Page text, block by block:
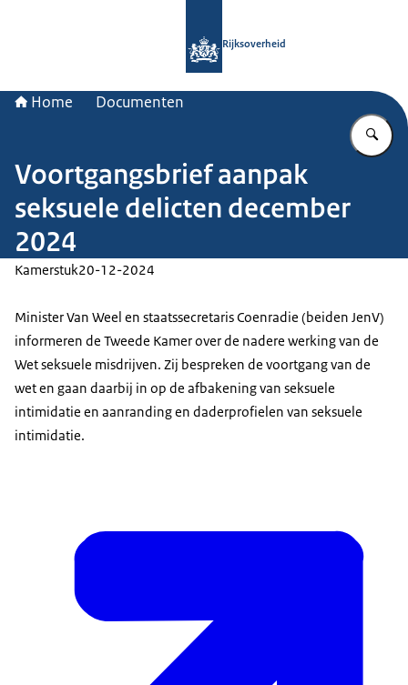
Rijksoverheid
Home Documenten
Voortgangsbrief aanpak
seksuele delicten december
2024
Kamerstuk20-12-2024
Minister Van Weel en staatssecretaris Coenradie (beiden JenV)
informeren de Tweede Kamer over de nadere werking van de
Wet seksuele misdrijven. Zij bespreken de voortgang van de
wet en gaan daarbij in op de afbakening van seksuele
intimidatie en aanranding en daderprofielen van seksuele
intimidatie.